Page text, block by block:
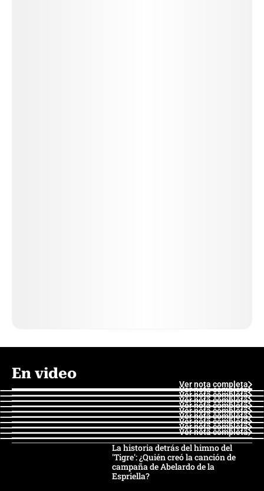
En video
Ver nota completa
Ver nota completa
Ver nota completa
Ver nota completa
Ver nota completa
Ver nota completa
Ver nota completa
Ver nota completa
Ver nota completa
Ver nota completa
La historia detrás del himno del
'Tigre': ¿Quién creó la canción de
campaña de Abelardo de la
Espriella?